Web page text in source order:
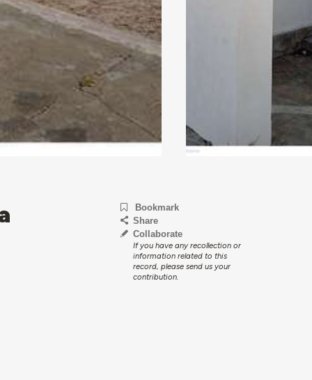
Bookmark
Share
Collaborate
If you have any recollection or
information related to this
record, please send us your
contribution.